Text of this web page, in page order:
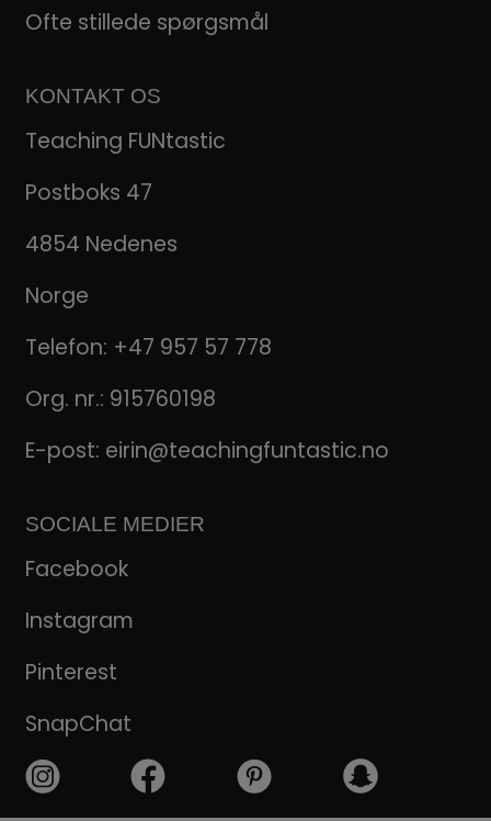
Ofte stillede spørgsmål
KONTAKT OS
Teaching FUNtastic
Postboks 47
4854 Nedenes
Norge
Telefon: +47 957 57 778
Org. nr.: 915760198
E-post: eirin@teachingfuntastic.no
SOCIALE MEDIER
Facebook
Instagram
Pinterest
SnapChat